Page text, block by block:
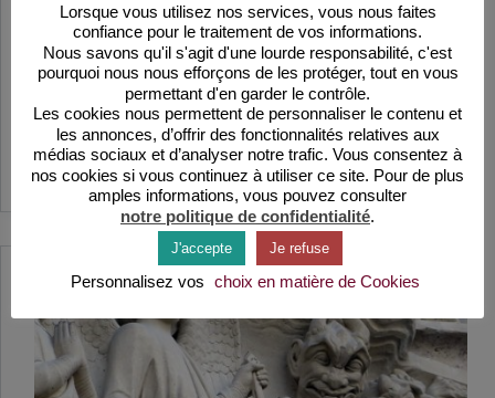
Les Échecs amoureux
À l’origine, le jeu d’échecs est un jeu guerrier, mais
au moyen âge, l’Église s’en mêle… Et bientôt,
apparaissent les Échecs amoureux. Était-ce un jeu
coquin ?
Lire la suite
Les
Lorsque vous utilisez nos services, vous nous faites
confiance pour le traitement de vos informations.
Nous savons qu'il s'agit d'une lourde responsabilité, c'est
pourquoi nous nous efforçons de les protéger, tout en vous
permettant d'en garder le contrôle.
Les cookies nous permettent de personnaliser le contenu et
les annonces, d’offrir des fonctionnalités relatives aux
médias sociaux et d’analyser notre trafic. Vous consentez à
nos cookies si vous continuez à utiliser ce site. Pour de plus
amples informations, vous pouvez consulter
notre politique de confidentialité.
J'accepte Je refuse
Personnalisez vos choix en matière de Cookies